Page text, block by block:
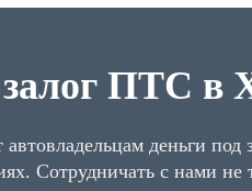
ПТС в
автовладельцам деньги
Сотрудничать с нами не